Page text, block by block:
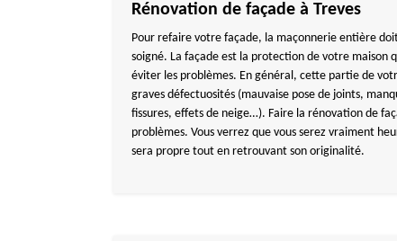
Rénovation de façade à Treves
Pour refaire votre façade, la maçonnerie entière
soigné. La façade est la protection de votre maison
éviter les problèmes. En général, cette partie de
graves défectuosités (mauvaise pose de joints,
fissures, effets de neige…). Faire la rénovation de
problèmes. Vous verrez que vous serez vraiment
sera propre tout en retrouvant son originalité.